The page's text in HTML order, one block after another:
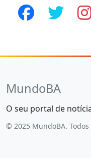
MundoBA
O seu portal de
© 2025 MundoBA.